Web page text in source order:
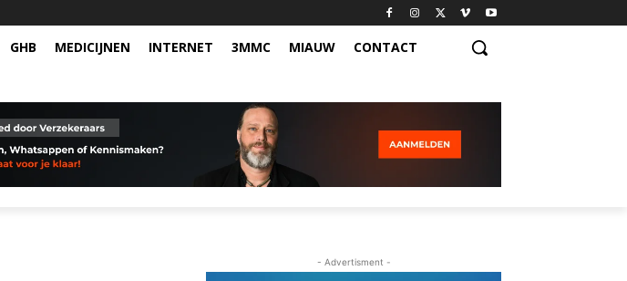
GHB MEDICIJNEN INTERNET 3MMC MIAUW CONTACT
- Advertisment -